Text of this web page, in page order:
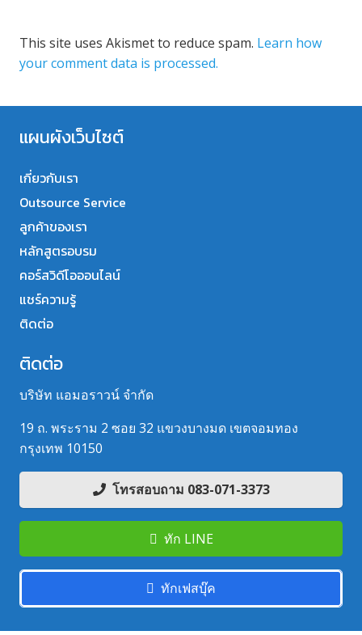
This site uses Akismet to reduce spam. Learn how
your comment data is processed.
แผนผังเว็บไซต์
เกี่ยวกับเรา
Outsource Service
ลูกค้าของเรา
หลักสูตรอบรม
คอร์สวิดีโอออนไลน์
แชร์ความรู้
ติดต่อ
ติดต่อ
บริษัท แอมอราวน์ จำกัด
19 ถ. พระราม 2 ซอย 32 แขวงบางมด เขตจอมทอง
กรุงเทพ 10150
โทรสอบถาม 083-071-3373
ทัก LINE
ทักเฟสบุ๊ค